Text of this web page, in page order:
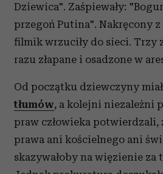
Dziewica". Zaśpiewały:
przegoń Putina". Nakręcony
filmik wrzuciły do sieci. Trzy
razu złapane i osadzone w
Od początku dziewczyny
tłumów, a kolejni niezależni
praw człowieka potwierdzali,
prawa ani kościelnego ani
skazywałoby na więzienie za